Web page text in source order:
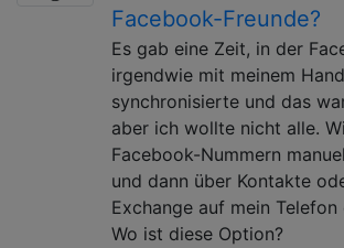
Facebook-Freunde?
Es gab eine Zeit, in der
irgendwie mit meinem
synchronisierte und das
aber ich wollte nicht alle.
Facebook-Nummern
und dann über Kontakte
Exchange auf mein
Wo ist diese Option?